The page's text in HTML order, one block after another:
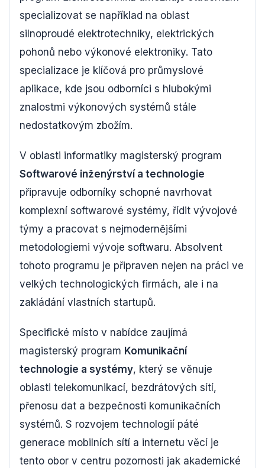
specializovat se například na oblast
silnoproudé elektrotechniky, elektrických
pohonů nebo výkonové elektroniky. Tato
specializace je klíčová pro průmyslové
aplikace, kde jsou odborníci s hlubokými
znalostmi výkonových systémů stále
nedostatkovým zbožím.
V oblasti informatiky magisterský program
Softwarové inženýrství a technologie
připravuje odborníky schopné navrhovat
komplexní softwarové systémy, řídit vývojové
týmy a pracovat s nejmodernějšími
metodologiemi vývoje softwaru. Absolvent
tohoto programu je připraven nejen na práci ve
velkých technologických firmách, ale i na
zakládání vlastních startupů.
Specifické místo v nabídce zaujímá
magisterský program Komunikační
technologie a systémy, který se věnuje
oblasti telekomunikací, bezdrátových sítí,
přenosu dat a bezpečnosti komunikačních
systémů. S rozvojem technologií páté
generace mobilních sítí a internetu věcí je
tento obor v centru pozornosti jak akademické